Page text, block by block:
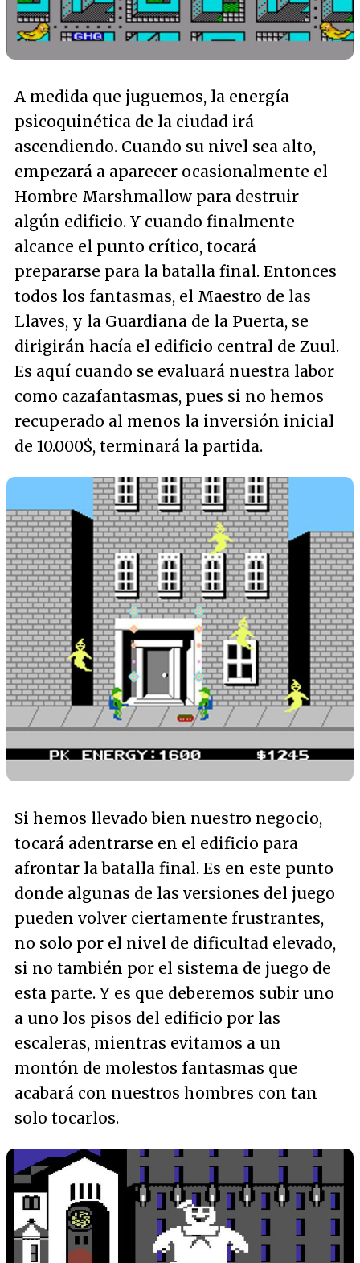
A medida que juguemos, la energía
psicoquinética de la ciudad irá
ascendiendo. Cuando su nivel sea alto,
empezará a aparecer ocasionalmente el
Hombre Marshmallow para destruir
algún edificio. Y cuando finalmente
alcance el punto crítico, tocará
prepararse para la batalla final. Entonces
todos los fantasmas, el Maestro de las
Llaves, y la Guardiana de la Puerta, se
dirigirán hacía el edificio central de Zuul.
Es aquí cuando se evaluará nuestra labor
como cazafantasmas, pues si no hemos
recuperado al menos la inversión inicial
de 10.000$, terminará la partida.
Si hemos llevado bien nuestro negocio,
tocará adentrarse en el edificio para
afrontar la batalla final. Es en este punto
donde algunas de las versiones del juego
pueden volver ciertamente frustrantes,
no solo por el nivel de dificultad elevado,
si no también por el sistema de juego de
esta parte. Y es que deberemos subir uno
a uno los pisos del edificio por las
escaleras, mientras evitamos a un
montón de molestos fantasmas que
acabará con nuestros hombres con tan
solo tocarlos.